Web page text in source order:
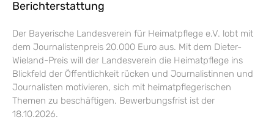
Berichterstattung
Der Bayerische Landesverein für Heimatpflege e.V. lobt mit
dem Journalistenpreis 20.000 Euro aus. Mit dem Dieter-
Wieland-Preis will der Landesverein die Heimatpflege ins
Blickfeld der Öffentlichkeit rücken und Journalistinnen und
Journalisten motivieren, sich mit heimatpflegerischen
Themen zu beschäftigen. Bewerbungsfrist ist der
18.10.2026.